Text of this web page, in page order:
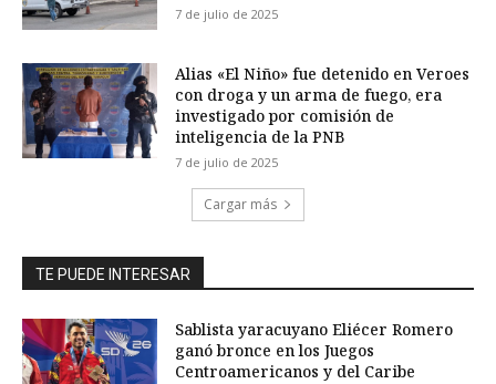
7 de julio de 2025
Alias «El Niño» fue detenido en Veroes
con droga y un arma de fuego, era
investigado por comisión de
inteligencia de la PNB
7 de julio de 2025
Cargar más
TE PUEDE INTERESAR
Sablista yaracuyano Eliécer Romero
ganó bronce en los Juegos
Centroamericanos y del Caribe